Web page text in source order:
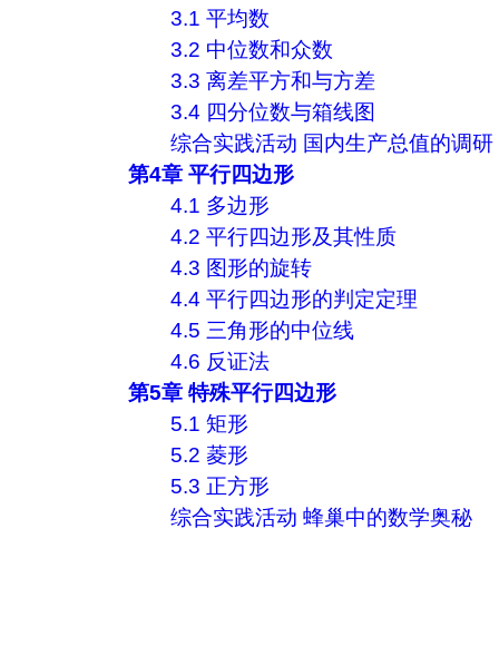
3.1 平均数
3.2 中位数和众数
3.3 离差平方和与方差
3.4 四分位数与箱线图
综合实践活动 国内生产总值的调研
第4章 平行四边形
4.1 多边形
4.2 平行四边形及其性质
4.3 图形的旋转
4.4 平行四边形的判定定理
4.5 三角形的中位线
4.6 反证法
第5章 特殊平行四边形
5.1 矩形
5.2 菱形
5.3 正方形
综合实践活动 蜂巢中的数学奥秘